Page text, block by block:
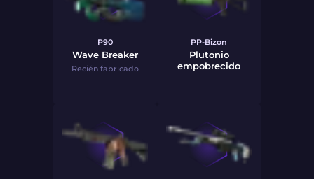
P90
Wave Breaker
Recién fabricado
PP-Bizon
Plutonio
empobrecido